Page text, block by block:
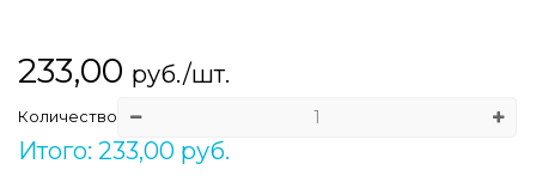
233,00 руб./шт.
Количество
Итого: 233,00 руб.